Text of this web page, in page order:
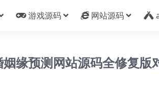
游戏源码 网站源码
缘预测网站源码全修复版